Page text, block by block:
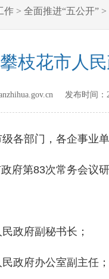
作 > 全面推进“五公开” >
攀枝花市人
发布时间：
各部门，各企事业
第83次常务会议
政府副秘书长；
政府办公室副主任；